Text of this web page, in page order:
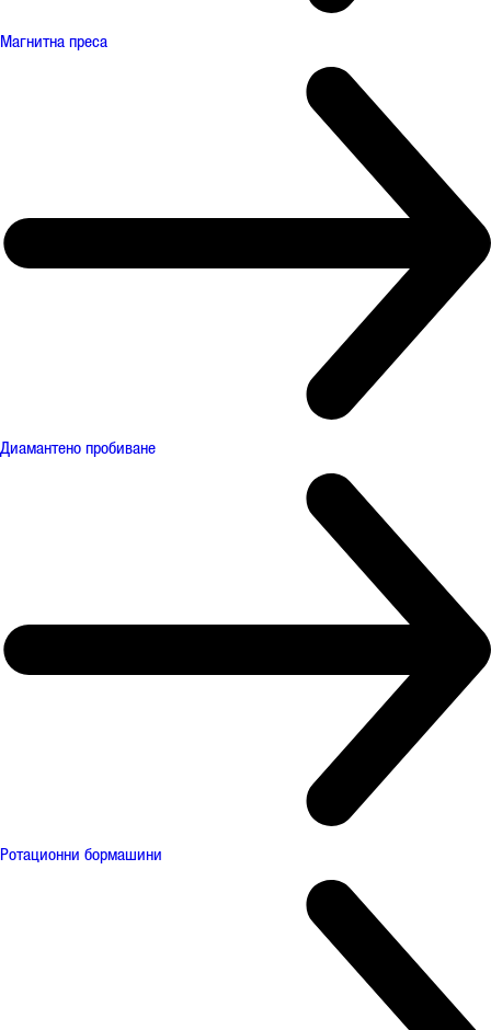
Магнитна преса
Диамантено пробиване
Ротационни бормашини